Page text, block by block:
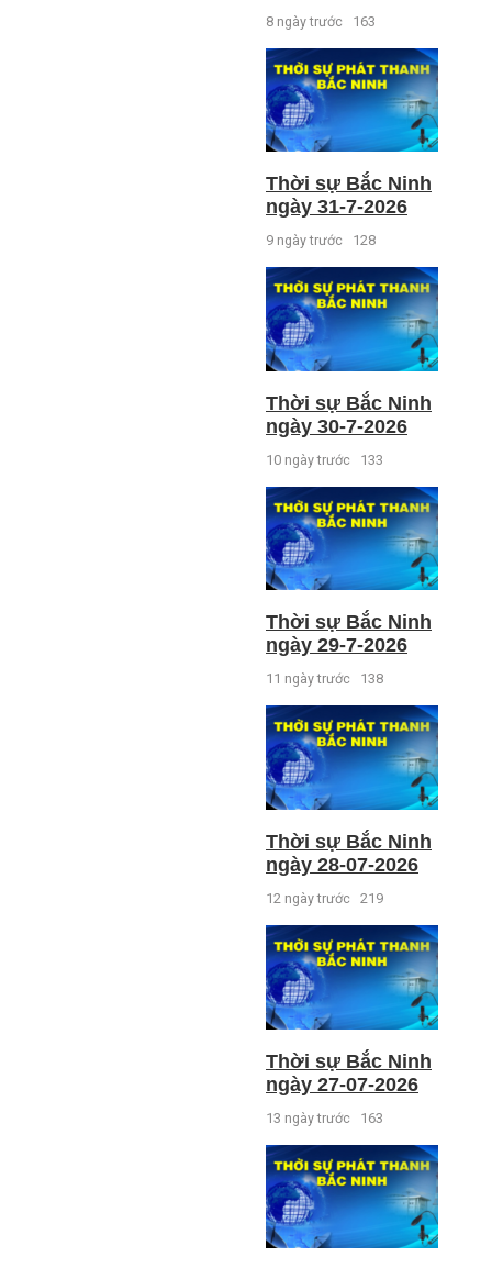
8 ngày trước 163
Thời sự Bắc Ninh
ngày 31-7-2026
9 ngày trước 128
Thời sự Bắc Ninh
ngày 30-7-2026
10 ngày trước 133
Thời sự Bắc Ninh
ngày 29-7-2026
11 ngày trước 138
Thời sự Bắc Ninh
ngày 28-07-2026
12 ngày trước 219
Thời sự Bắc Ninh
ngày 27-07-2026
13 ngày trước 163